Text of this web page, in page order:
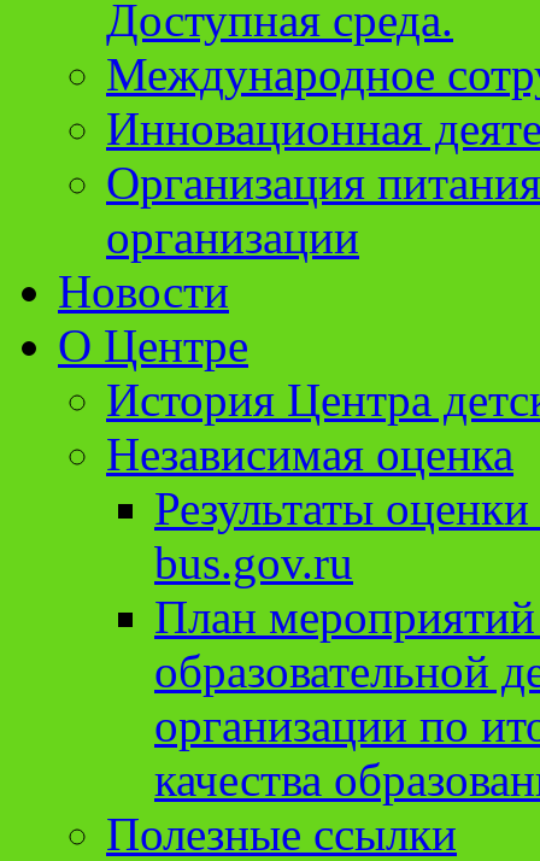
Доступная среда.
Международное
Инновационная
Организация
организации
Новости
О Центре
История Центра
Независимая оценка
Результаты
bus.gov.ru
План
образовательной
организации по
качества
Полезные ссылки